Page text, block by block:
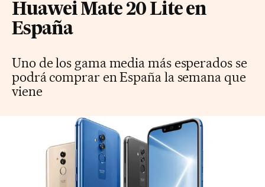
Huawei Mate 20 Lite en
España
Uno de los gama media más esperados se
podrá comprar en España la semana que
viene